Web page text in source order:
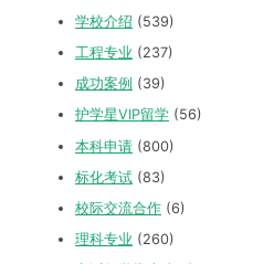
学校介绍 (539)
工程专业 (237)
成功案例 (39)
护学星VIP留学 (56)
本科申请 (800)
标化考试 (83)
校际交流合作 (6)
理科专业 (260)